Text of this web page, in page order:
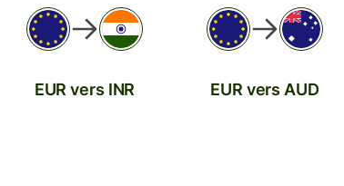
EUR vers INR EUR vers AUD